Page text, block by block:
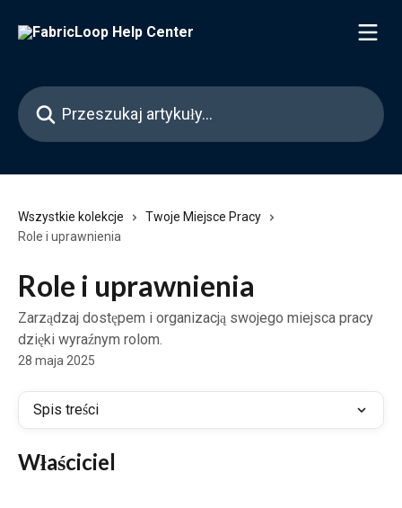
Przeszukaj artykuły...
Wszystkie kolekcje
Twoje Miejsce Pracy
Role i uprawnienia
Role i uprawnienia
Zarządzaj dostępem i organizacją swojego miejsca pracy
dzięki wyraźnym rolom.
28 maja 2025
Spis treści
Właściciel